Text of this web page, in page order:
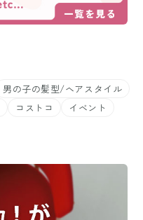
男の子の髪型/ヘアスタイル
コストコ
イベント